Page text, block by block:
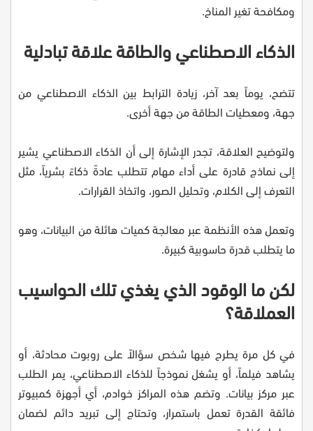
ومكافحة تغير المناخ.
الذكاء الاصطناعي والطاقة علاقة تبادلية
تتضح، يوماً بعد آخر، زيادة الترابط بين الذكاء الاصطناعي من
جهة، ومعطيات الطاقة من جهة أخرى.
ولتوضيح العلاقة، تجدر الإشارة إلى أن الذكاء الاصطناعي يشير
إلى نماذج قادرة على أداء مهام تتطلب عادةً ذكاءً بشرياً، مثل
التعرف إلى الكلام، وتحليل الصور، واتخاذ القرارات.
وتعمل هذه الأنظمة عبر معالجة كميات هائلة من البيانات، وهو
ما يتطلب قدرة حاسوبية كبيرة.
لكن ما الوقود الذي يغذي تلك الحواسيب
العملاقة؟
في كل مرة يطرح فيها شخص سؤالاً على روبوت محادثة، أو
يشاهد فيلماً، أو يشغل نموذجاً للذكاء الاصطناعي، يمر الطلب
عبر مركز بيانات. وتضم هذه المراكز خوادم، أي أجهزة كمبيوتر
فائقة القدرة تعمل باستمرار، وتحتاج إلى تبريد دائم لضمان